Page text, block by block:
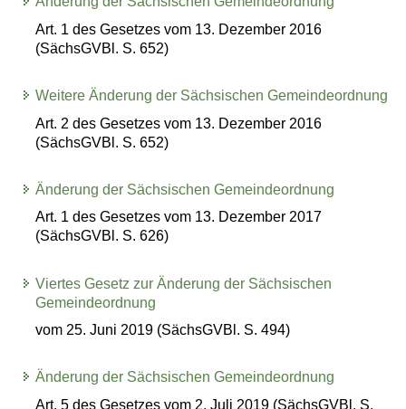
Art. 1 des Gesetzes vom 13. Dezember 2016
(SächsGVBl. S. 652)
Weitere Änderung der Sächsischen Gemeindeordnung
Art. 2 des Gesetzes vom 13. Dezember 2016
(SächsGVBl. S. 652)
Änderung der Sächsischen Gemeindeordnung
Art. 1 des Gesetzes vom 13. Dezember 2017
(SächsGVBl. S. 626)
Viertes Gesetz zur Änderung der Sächsischen
Gemeindeordnung
vom 25. Juni 2019 (SächsGVBl. S. 494)
Änderung der Sächsischen Gemeindeordnung
Art. 5 des Gesetzes vom 2. Juli 2019 (SächsGVBl. S.